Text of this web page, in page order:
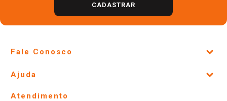
CADASTRAR
Fale Conosco
Lojas Físicas e Horários
Ofertas
Ajuda
Atendimento